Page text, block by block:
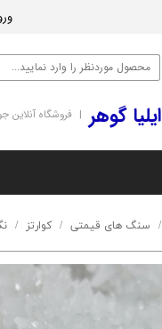
‌ایلیا گوهر | فروشگاه آنلاین
سنگ های قیمتی کوارتز